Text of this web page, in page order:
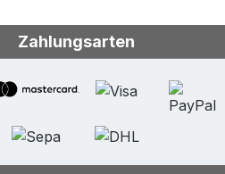
Zahlungsarten